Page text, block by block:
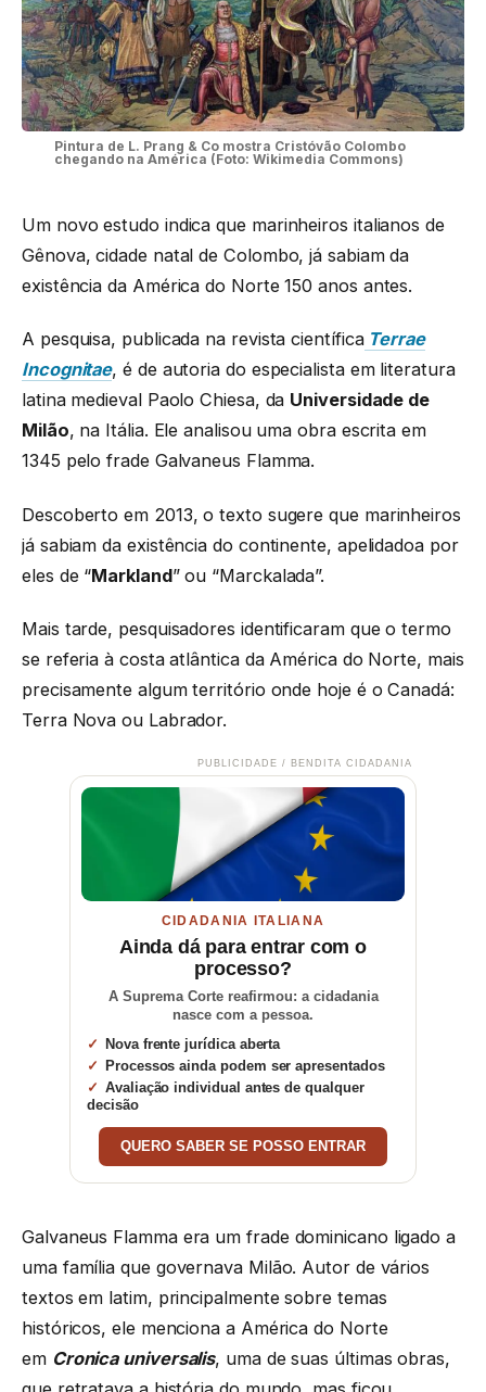
Pintura de L. Prang & Co mostra Cristóvão Colombo
chegando na América (Foto: Wikimedia Commons)
Um novo estudo indica que marinheiros italianos de
Gênova, cidade natal de Colombo, já sabiam da
existência da América do Norte 150 anos antes.
A pesquisa, publicada na revista científicaTerrae
Incognitae, é de autoria do especialista em literatura
latina medieval Paolo Chiesa, da Universidade de
Milão, na Itália. Ele analisou uma obra escrita em
1345 pelo frade Galvaneus Flamma.
Descoberto em 2013, o texto sugere que marinheiros
já sabiam da existência do continente, apelidadoa por
eles de “Markland” ou “Marckalada”.
Mais tarde, pesquisadores identificaram que o termo
se referia à costa atlântica da América do Norte, mais
precisamente algum território onde hoje é o Canadá:
Terra Nova ou Labrador.
PUBLICIDADE / BENDITA CIDADANIA
CIDADANIA ITALIANA
Ainda dá para entrar com o
processo?
A Suprema Corte reafirmou: a cidadania
nasce com a pessoa.
Nova frente jurídica aberta
Processos ainda podem ser apresentados
Avaliação individual antes de qualquer
decisão
QUERO SABER SE POSSO ENTRAR
Galvaneus Flamma era um frade dominicano ligado a
uma família que governava Milão. Autor de vários
textos em latim, principalmente sobre temas
históricos, ele menciona a América do Norte
em Cronica universalis, uma de suas últimas obras,